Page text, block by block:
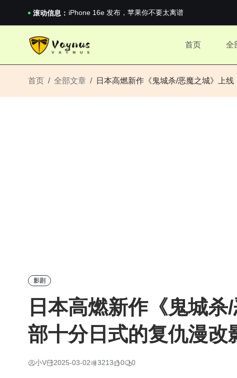
滚动信息： iPhone 16e 发布，苹果你不要太离谱
2026澳网男单收官：全满贯对上全满亚，德约...
iPhone 16e 发布，苹果你不要太离谱
首页 全
首页 全部文章 日本高燃新作《鬼城杀/恶魔之城》上
影剧
日本高燃新作《鬼城
部十分日式的复仇漫改
小V 2025-03-02 3213 0 0